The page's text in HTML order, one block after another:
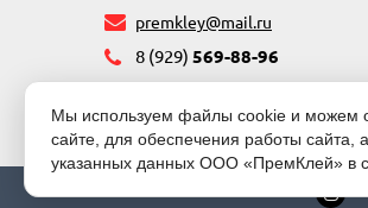
premkley@mail.ru
8 (929) 569-88-96
Мы используем файлы cookie и можем
сайте, для обеспечения работы сайта,
указанных данных ООО «ПремКлей» в